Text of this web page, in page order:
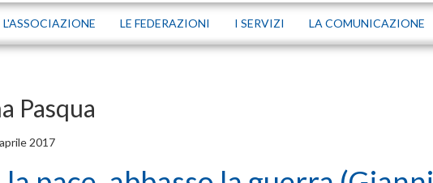
L'ASSOCIAZIONE LE FEDERAZIONI I SERVIZI LA COMUNICAZIONE
Pasqua
2017